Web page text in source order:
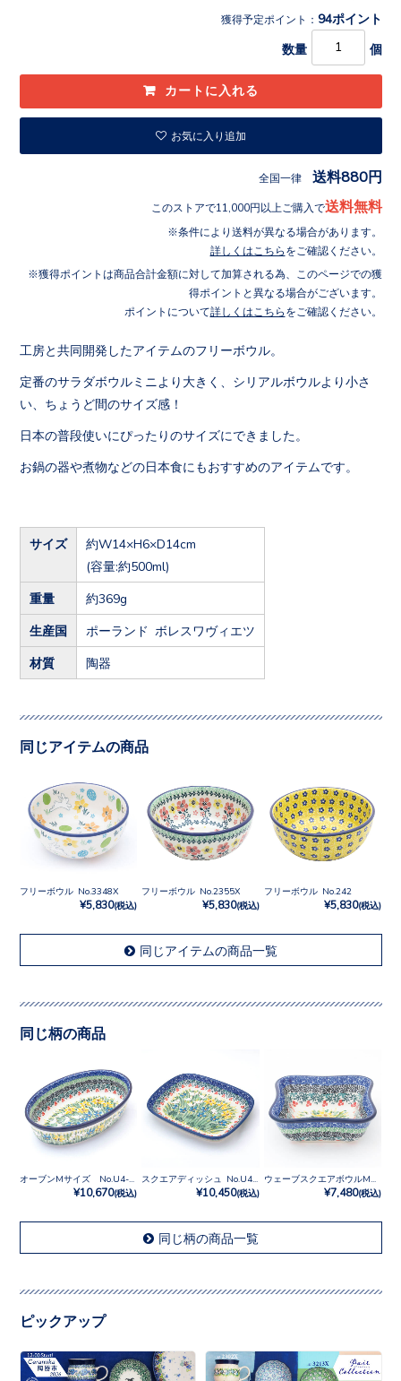
獲得予定ポイント： 94ポイント
数量 個
お気に入り追加
全国一律 送料880円
このストアで11,000円以上ご購入で送料無料
条件により送料が異なる場合があります。
詳しくはこちら をご確認ください。
獲得ポイントは商品合計金額に対して加算される為、このページでの獲
得ポイントと異なる場合がございます。
ポイントについて詳しくはこちら をご確認ください。
工房と共同開発したアイテムのフリーボウル。
定番のサラダボウルミニより大きく、シリアルボウルより小さ
い、ちょうど間のサイズ感！
日本の普段使いにぴったりのサイズにできました。
お鍋の器や煮物などの日本食にもおすすめのアイテムです。
サイズ
約W14×H6×D14cm
(容量:約500ml)
重量 約369g
生産国 ポーランド ボレスワヴィエツ
材質 陶器
同じアイテムの商品
フリーボウル No.3348X
¥5,830(税込)
フリーボウル No.2355X
¥5,830(税込)
フリーボウル No.242
¥5,830(税込)
同じアイテムの商品一覧
同じ柄の商品
オーブンMサイズ No.U4-5131
¥10,670(税込) ¥10,450(税込) ¥7,480(税込)
同じ柄の商品一覧
ピックアップ